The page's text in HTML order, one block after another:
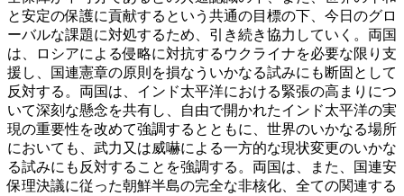
と安定の保護に貢献するという共通の目標の下、今日のグロ
ーバルな課題に対処するため、引き続き協力していく。両国
は、ロシアによる侵略に対抗するウクライナを必要な限り支
援し、国連憲章の原則を損なういかなる試みにも断固として
反対する。両国は、インド太平洋における緊張の高まりにつ
いて深刻な懸念を共有し、自由で開かれたインド太平洋の実
現の重要性を改めて強調するとともに、世界のいかなる場所
においても、武力又は威嚇による一方的な現状変更のいかな
る試みにも反対することを強調する。両国は、また、国連安
保理決議に従った朝鮮半島の完全な非核化、全ての関連する